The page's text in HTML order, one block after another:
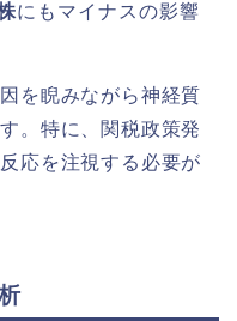
にもマイナスの影響
を睨みながら神経質
。特に、関税政策発
応を注視する必要が